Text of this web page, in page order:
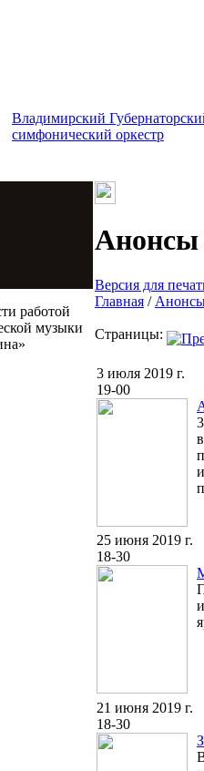
Владимирский
симфонический оркестр
работой
музыки
Анонсы
Версия для
Главная /
Страницы:
3 июля 2019 г.
19-00
25 июня 2019 г.
18-30
21 июня 2019 г.
18-30